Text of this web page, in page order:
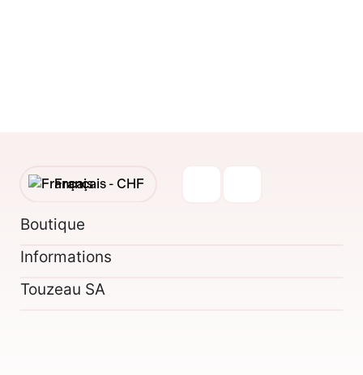
Français - CHF
English -
Français -
English -
Boutique
Informations
Touzeau SA